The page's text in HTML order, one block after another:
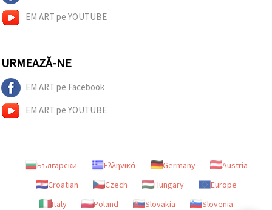
EM ART pe YOUTUBE
URMEAZĂ-NE
EM ART pe Facebook
EM ART pe YOUTUBE
Български Ελληνικά Germany
Austria
Croatian
Czech Hungary
Europe
Italy
Poland Slovakia Slovenia